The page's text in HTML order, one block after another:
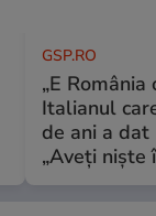
GSP.RO
„E
Italianul
de ani a
„Aveți niște